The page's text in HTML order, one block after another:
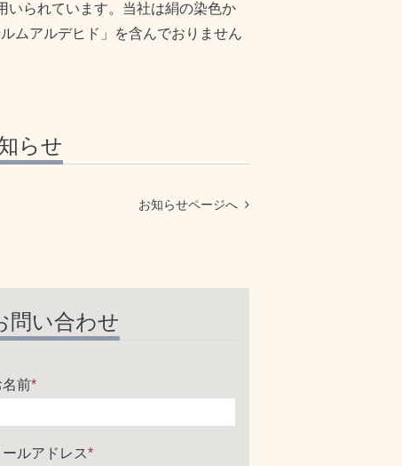
いられています。当社は絹の染色か
ムアルデヒド」を含んでおりません
らせ
お知らせページへ
問い合わせ
名前*
ールアドレス*